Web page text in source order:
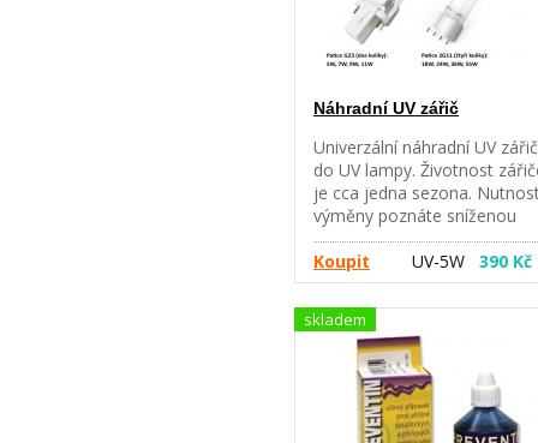
Náhradní UV zářič
Univerzální náhradní UV zářič
do UV lampy. Životnost
je cca jedna sezona.
výměny poznáte sníženou
funkčností lampy a větším
výskytem řas. Při montáži
zářivku uchopte u patice
(nikoliv za sklo) a nasaďte do
objímky. Do svítící zářivky
nehleďte, záření poškozuje
zrak. UPOZORNĚNÍ: UV
nelze zaměňovat za silnější.
Liší se velikostí, wattáží i
Koupit UV-5W 390 Kč
skladem